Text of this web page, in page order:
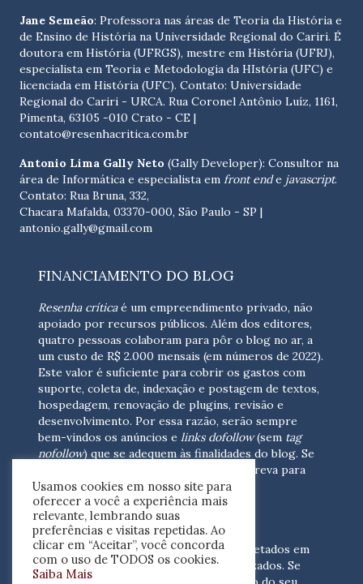
Jane Semeão: Professora nas áreas de Teoria da História e
de Ensino de História na Universidade Regional do Cariri. É
doutora em História (UFRGS), mestre em História (UFRJ),
especialista em Teoria e Metodologia da HIstória (UFC) e
licenciada em História (UFC). Contato: Universidade
Regional do Cariri - URCA. Rua Coronel Antônio Luíz, 1161,
Pimenta, 63105 -010 Crato - CE |
contato@resenhacritica.com.br
Antonio Lima Gally Neto (Gally Developer): Consultor na
área de Informática e especialista em front ende javascript.
Contato: Rua Bruna, 332,
Chacara Mafalda, 03370-000, São Paulo - SP |
antonio.gally@gmail.com
FINANCIAMENTO DO BLOG
Resenha críticaé um empreendimento privado, não
apoiado por recursos públicos. Além dos editores,
quatro pessoas colaboram para pôr o blog no ar, a
um custo de R$ 2.000 mensais (em números de 2022).
Este valor é suficiente para cobrir os gastos com
suporte, coleta de, indexação e postagem de textos,
hospedagem, renovação de plugins, revisão e
desenvolvimento. Por essa razão, serão sempre
bem-vindos os anúncios e links dofollow(sem tag
nofollow) que se adequem às finalidades do blog. Se
escreva para
nós(contato@resenhacritica.com.br)
FONTES E ACERVO
As resenhas, dossiês e sumários são coletados em
periódicos acadêmicos e sites especializados. Se
Usamos cookies em nosso site para
oferecer a você a experiência mais
relevante, lembrando suas
preferências e visitas repetidas. Ao
clicar em “Aceitar”, você concorda
com o uso de TODOS os cookies.
Saiba Mais